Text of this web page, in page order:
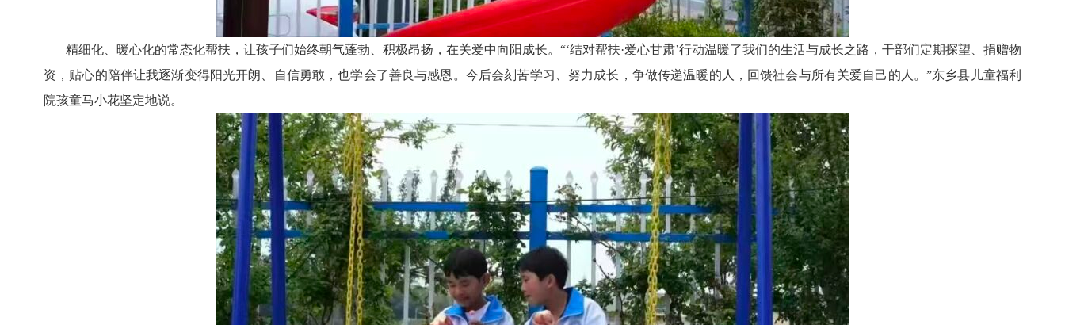
精细化、暖心化的常态化帮扶，让孩子们始终朝气蓬勃、积极昂扬，在关爱中向阳成长。 “‘结对帮扶·爱心甘肃’行动温暖了我们的生活与成长之路，干部们定期探望、捐赠物
资，贴心的陪伴让我逐渐变得阳光开朗、自信勇敢，也学会了善良与感恩。今后会刻苦学习、努力成长，争做传递温暖的人，回馈社会与所有关爱自己的人。”东乡县儿童福利
院孩童马小花坚定地说。